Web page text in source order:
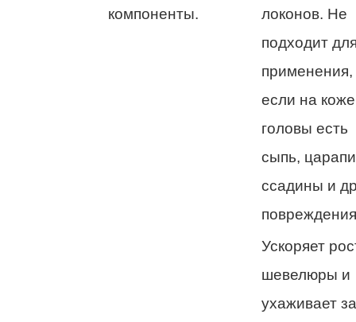
компоненты.
локонов. Не
подходит
применения,
если на коже
головы есть
сыпь,
ссадины и
Ускоряет
шевелюры и
ухаживает